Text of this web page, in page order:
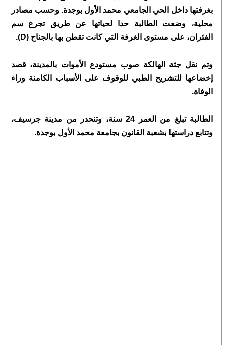
بغرفتها داخل الحي الجامعي محمد الأول بوجدة.وحسب مصادر
محلية، وضعت الطالبة حدا لحياتها عن طريق تجرع سم
الفئران، على مستوى الغرفة التي كانت تقطن بها بالجناح (D).
وتم نقل جثة الهالكة صوب مستودع الأموات بالمدينة، قصد
إخضاعها للتشريح الطبي للوقوف على الأسباب الكامنة وراء
الوفاة.
الطالبة تبلغ من العمر 24 سنة، وتنحدر من مدينة جرسيف،
وتتابع دراستها بشعبة القانون بجامعة محمد الأول بوجدة.